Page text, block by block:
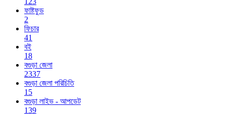
ফাষ্টফুড
2
ফিচার
41
বই
18
বগুড়া জেলা
2337
বগুড়া জেলা পরিচিতি
15
বগুড়া লাইভ - আপডেট
139